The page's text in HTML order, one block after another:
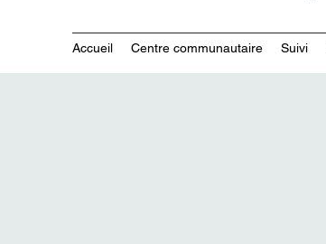
Accueil Centre communautaire Suivi